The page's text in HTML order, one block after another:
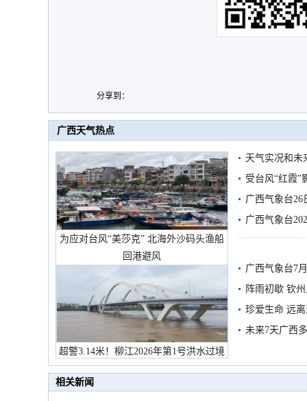
分享到：
广西天气热点
为应对台风“美莎克” 北海外沙码头渔船
回港避风
超警3.14米！柳江2026年第1号洪水过境
市民在堤岸见证汛况
天气实况和未
受台风“红霞”
有较强降雨
广西气象台26
广西气象台
预警
广西气象台7
阵雨初歇 钦
珍爱生命 远
未来7天广西
相关新闻